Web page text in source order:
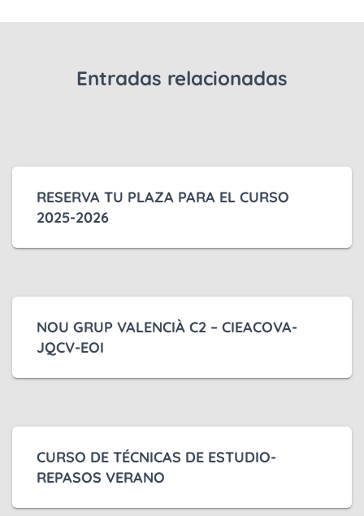
Entradas relacionadas
RESERVA TU PLAZA PARA EL CURSO
2025-2026
NOU GRUP VALENCIÀ C2 – CIEACOVA-
JQCV-EOI
CURSO DE TÉCNICAS DE ESTUDIO-
REPASOS VERANO